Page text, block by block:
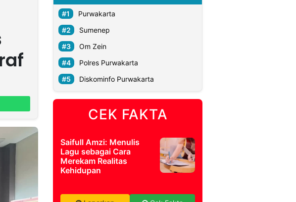
Purwakarta
Sumenep
Om Zein
Polres Purwakarta
Diskominfo Purwakarta
CEK FAKTA
Saifull Amzi: Menulis
Lagu sebagai Cara
Merekam Realitas
Kehidupan